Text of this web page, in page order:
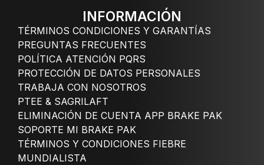
INFORMACIÓN
TÉRMINOS CONDICIONES Y GARANTÍAS
PREGUNTAS FRECUENTES
POLÍTICA ATENCIÓN PQRS
PROTECCIÓN DE DATOS PERSONALES
TRABAJA CON NOSOTROS
PTEE & SAGRILAFT
ELIMINACIÓN DE CUENTA APP BRAKE PAK
SOPORTE MI BRAKE PAK
TÉRMINOS Y CONDICIONES FIEBRE
MUNDIALISTA